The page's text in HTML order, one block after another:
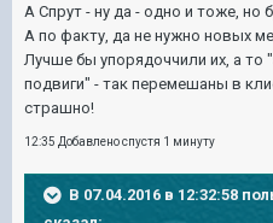
А Спрут - ну да - одно и тоже, но
А по факту, да не нужно новых
Лучше бы упорядоччили их, а то
подвиги" - так перемешаны в
страшно!
12:35 Добавлено спустя 1 минуту
В 07.04.2016 в 12:32:58